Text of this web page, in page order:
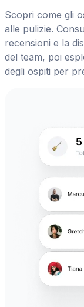
Scopri come gli
alle pulizie.
recensioni e la
del team, poi
degli ospiti per